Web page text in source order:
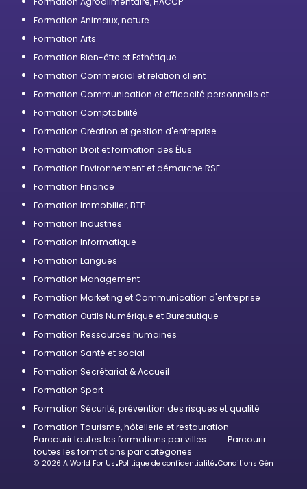
Formation Animaux, nature
Formation Arts
Formation Bien-être et Esthétique
Formation Commercial et relation client
Formation Communication et efficacité personnelle et
Formation Comptabilité
Formation Création et gestion d'entreprise
Formation Droit et formation des Élus
Formation Environnement et démarche RSE
Formation Finance
Formation Immobilier, BTP
Formation Industries
Formation Informatique
Formation Langues
Formation Management
Formation Marketing et Communication d'entreprise
Formation Outils Numérique et Bureautique
Formation Ressources humaines
Formation Santé et social
Formation Secrétariat & Accueil
Formation Sport
Formation Sécurité, prévention des risques et qualité
Formation Tourisme, hôtellerie et restauration
Parcourir toutes les formations par villes
Parcourir
toutes les formations par catégories
© 2026 A World For Us•Politique de confidentialité•Conditions Générales